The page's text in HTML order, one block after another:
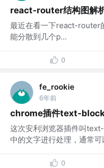
react-router结构图解
最近在看一下react-router
能分散到几个p...
0
fe_rookie
6年前
chrome插件text-
这次安利浏览器插件叫
中的文字进行处理，通常可
0